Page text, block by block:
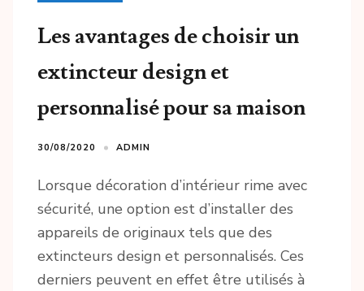
Les avantages de choisir un
extincteur design et
personnalisé pour sa maison
30/08/2020 ADMIN
Lorsque décoration d’intérieur rime avec
sécurité, une option est d’installer des
appareils de originaux tels que des
extincteurs design et personnalisés. Ces
derniers peuvent en effet être utilisés à